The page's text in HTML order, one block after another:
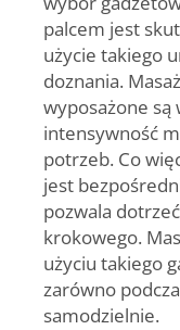
palcem jest
użycie takiego
doznania.
wyposażone
intensywność
potrzeb. Co
jest
pozwala
krokowego.
użyciu takiego
zarówno
samodzielnie.